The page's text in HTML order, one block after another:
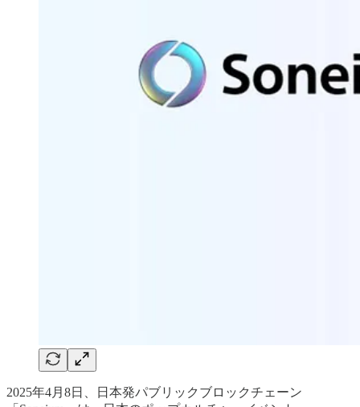
2025年4月8日、日本発パブリックブロックチェーン